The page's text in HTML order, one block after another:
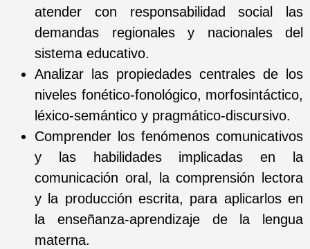
atender con responsabilidad social las
demandas regionales y nacionales del
sistema educativo.
Analizar las propiedades centrales de los
niveles fonético-fonológico, morfosintáctico,
léxico-semántico y pragmático-discursivo.
Comprender los fenómenos comunicativos
y las habilidades implicadas en la
comunicación oral, la comprensión lectora
y la producción escrita, para aplicarlos en
la enseñanza-aprendizaje de la lengua
materna.